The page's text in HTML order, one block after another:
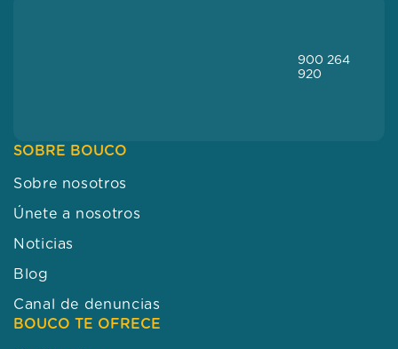
900 264
920
SOBRE BOUCO
Sobre nosotros
Únete a nosotros
Noticias
Blog
Canal de denuncias
BOUCO TE OFRECE